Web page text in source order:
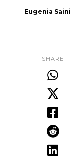
Eugenia Saini
SHARE